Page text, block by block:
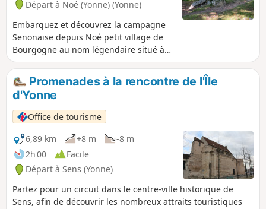
Départ à Noé (Yonne) (Yonne)
Embarquez et découvrez la campagne
Senonaise depuis Noé petit village de
Bourgogne au nom légendaire situé à
l'Est de Sens. Randonnée dans un
environnement verdoyant, boisé et
vallonné où le passage du TGV et
l'implantation de quelques éoliennes à
l'horizon se partagent avec le milieu
agricole.
Promenades à la rencontre de l'Île
d'Yonne
Office de tourisme
6,89 km
+8 m
-8 m
2h 00
Facile
Départ à Sens (Yonne)
Partez pour un circuit dans le centre-ville historique de
Sens, afin de découvrir les nombreux attraits touristiques